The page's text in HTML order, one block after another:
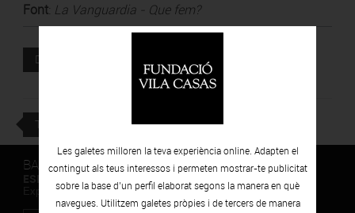
Font: La Vanguardia - Que fem?
DESCARREGAR Document adjunt
TORNAR
BARCELONA
ESPAIS VOLART
Exposicions Temporals d'Art Contemporani
Les galetes milloren la teva experiència online. Adapten el
contingut als teus interessos i permeten mostrar-te publicitat
sobre la base d’un perfil elaborat segons la manera en què
navegues. Utilitzem galetes pròpies i de tercers de manera